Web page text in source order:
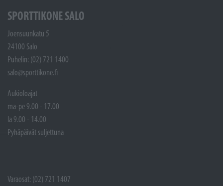
SPORTTIKONE SALO
Joensuunkatu 5
24100 Salo
Puhelin: (02) 721 1400
salo@sporttikone.fi
Aukioloajat
ma-pe 9.00 - 17.00
la 9.00 - 14.00
Pyhäpäivät suljettuna
Varaosat: (02) 721 1407